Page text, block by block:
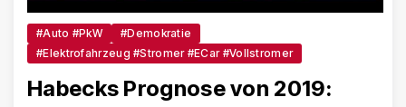
#Auto #PkW
#Demokratie
#Elektrofahrzeug #Stromer #eCar #Vollstromer
Habecks Prognose von 2019: